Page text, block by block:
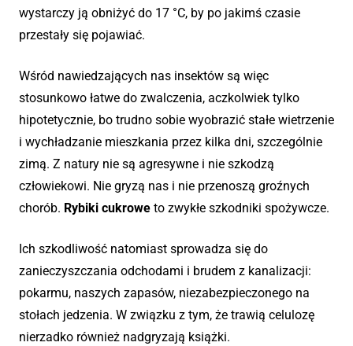
wystarczy ją obniżyć do 17 °C, by po jakimś czasie
przestały się pojawiać.
Wśród nawiedzających nas insektów są więc
stosunkowo łatwe do zwalczenia, aczkolwiek tylko
hipotetycznie, bo trudno sobie wyobrazić stałe wietrzenie
i wychładzanie mieszkania przez kilka dni, szczególnie
zimą. Z natury nie są agresywne i nie szkodzą
człowiekowi. Nie gryzą nas i nie przenoszą groźnych
chorób. Rybiki cukrowe to zwykłe szkodniki spożywcze.
Ich szkodliwość natomiast sprowadza się do
zanieczyszczania odchodami i brudem z kanalizacji:
pokarmu, naszych zapasów, niezabezpieczonego na
stołach jedzenia. W związku z tym, że trawią celulozę
nierzadko również nadgryzają książki.